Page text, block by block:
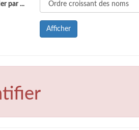
par ...
Afficher